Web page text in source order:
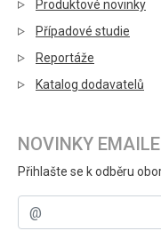
Produktové novinky
Případové studie
Reportáže
Katalog dodavatelů
NOVINKY
Přihlašte se k odběru